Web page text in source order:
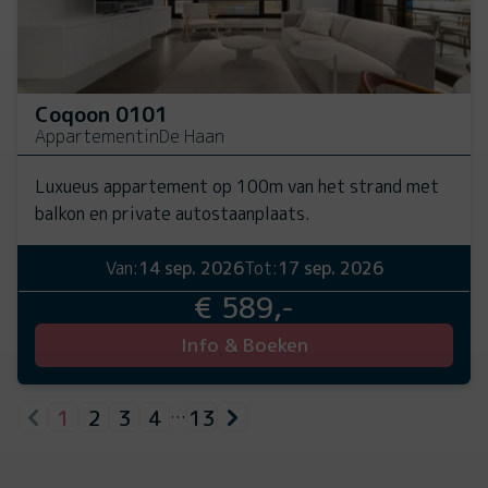
Coqoon 0101
AppartementinDe Haan
Luxueus appartement op 100m van het strand met
balkon en private autostaanplaats.
Van:14 sep. 2026Tot:17 sep. 2026
€ 589,-
Info & Boeken
1 2 3 4 … 13